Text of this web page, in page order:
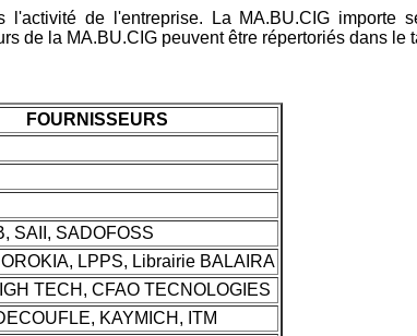
l'activité de l'entreprise. La MA.BU.CIG
de la MA.BU.CIG peuvent être répertoriés dans le
FOURNISSEURS
SAII, SADOFOSS
LPPS, Librairie BALAIRA
TECH, CFAO TECNOLOGIES
KAYMICH, ITM